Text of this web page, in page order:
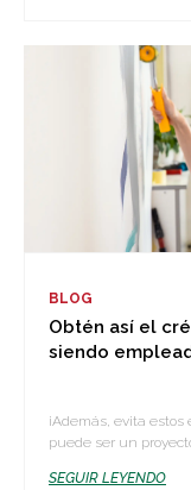
BLOG
Obtén así el
siendo
¡Además, evita
puede ser un
SEGUIR LEYENDO